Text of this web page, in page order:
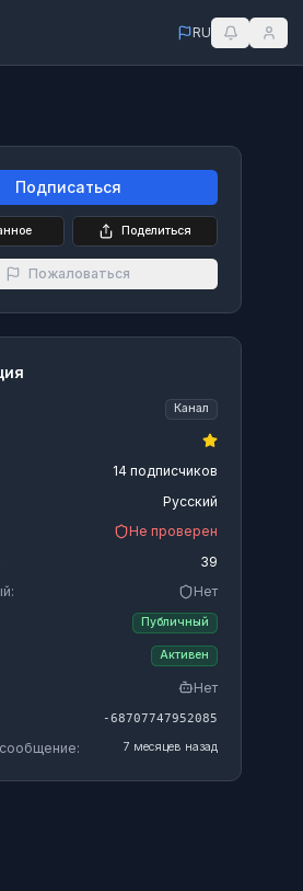
RU
Подписаться
Поделиться
Пожаловаться
Канал
14 подписчиков
Русский
Не проверен
39
Нет
Публичный
Активен
Нет
-68707747952085
7 месяцев назад